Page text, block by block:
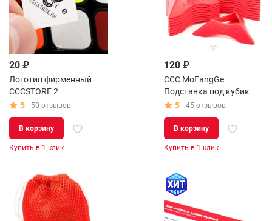
20 ₽
Логотип фирменный
CCCSTORE 2
5
50 отзывов
В корзину
Купить в 1 клик
120 ₽
CCC MoFangGe
Подставка под кубик
5
45 отзывов
В корзину
Купить в 1 клик